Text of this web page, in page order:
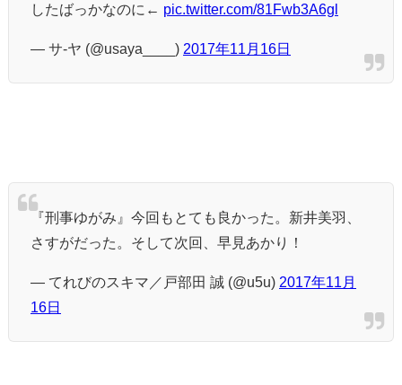
したばっかなのに← pic.twitter.com/81Fwb3A6gl
— サ-ヤ (@usaya____) 2017年11月16日
『刑事ゆがみ』今回もとても良かった。新井美羽、
さすがだった。そして次回、早見あかり！
— てれびのスキマ／戸部田 誠 (@u5u) 2017年11月
16日